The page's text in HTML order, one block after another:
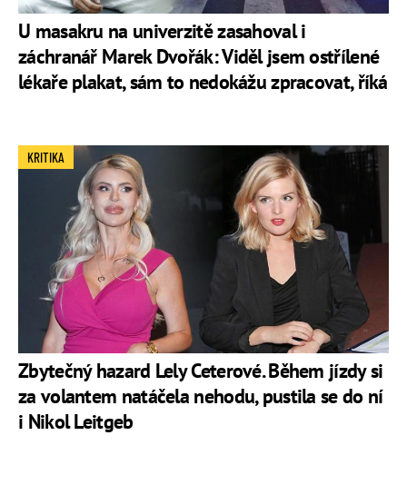
U masakru na univerzitě zasahoval i
záchranář Marek Dvořák: Viděl jsem ostřílené
lékaře plakat, sám to nedokážu zpracovat, říká
Zbytečný hazard Lely Ceterové. Během jízdy si
za volantem natáčela nehodu, pustila se do ní
i Nikol Leitgeb
KRITIKA